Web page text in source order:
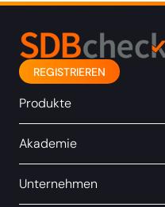
REGISTRIEREN
Produkte
Akademie
Unternehmen